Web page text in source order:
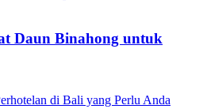
Daun Binahong untuk